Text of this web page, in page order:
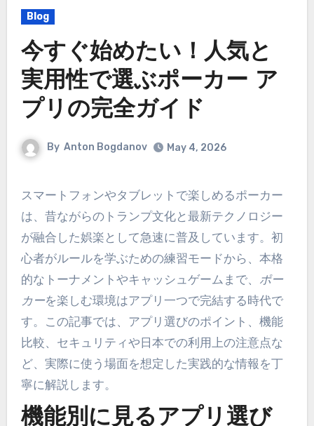
Blog
今すぐ始めたい！人気と
実用性で選ぶポーカー ア
プリの完全ガイド
By Anton Bogdanov May 4, 2026
スマートフォンやタブレットで楽しめるポーカー
は、昔ながらのトランプ文化と最新テクノロジー
が融合した娯楽として急速に普及しています。初
心者がルールを学ぶための練習モードから、本格
的なトーナメントやキャッシュゲームまで、 ポー
カーを楽しむ環境はアプリ一つで完結する時代で
す。この記事では、アプリ選びのポイント、機能
比較、セキュリティや日本での利用上の注意点な
ど、実際に使う場面を想定した実践的な情報を丁
寧に解説します。
機能別に見るアプリ選び